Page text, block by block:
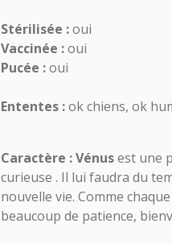
Stérilisée :oui
Vaccinée :oui
Pucée :oui
Ententes :ok chiens, ok
Caractère :Vénusest une
curieuse . Il lui faudra du
nouvelle vie. Comme
beaucoup de patience,